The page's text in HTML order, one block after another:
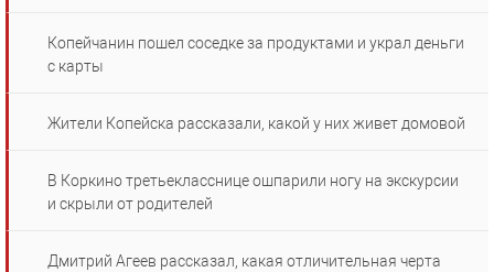
Копейчанин пошел соседке за продуктами и украл деньги
с карты
Жители Копейска рассказали, какой у них живет домовой
В Коркино третьекласснице ошпарили ногу на экскурсии
и скрыли от родителей
Дмитрий Агеев рассказал, какая отличительная черта